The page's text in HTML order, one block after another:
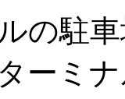
の駐
ーミ